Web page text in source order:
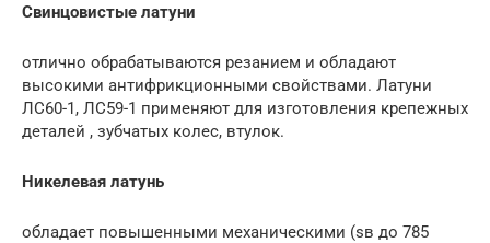
Свинцовистые латуни
отлично обрабатываются резанием и обладают
высокими антифрикционными свойствами. Латуни
ЛС60-1, ЛС59-1 применяют для изготовления крепежных
деталей , зубчатых колес, втулок.
Никелевая латунь
обладает повышенными механическими (sв до 785